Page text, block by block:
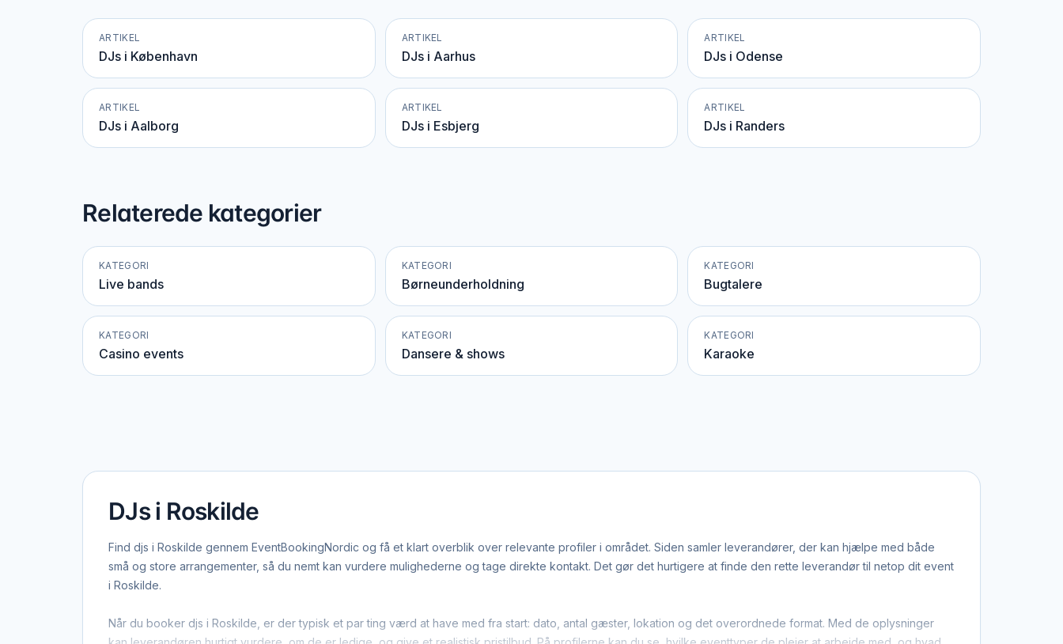
ARTIKEL
DJs i København
ARTIKEL
DJs i Aarhus
ARTIKEL
DJs i Odense
ARTIKEL
DJs i Aalborg
ARTIKEL
DJs i Esbjerg
ARTIKEL
DJs i Randers
Relaterede kategorier
KATEGORI
Live bands
KATEGORI
Børneunderholdning
KATEGORI
Bugtalere
KATEGORI
Casino events
KATEGORI
Dansere & shows
KATEGORI
Karaoke
DJs i Roskilde
Find djs i Roskilde gennem EventBookingNordic og få et klart overblik over relevante profiler i området. Siden samler leverandører, der kan hjælpe med både
små og store arrangementer, så du nemt kan vurdere mulighederne og tage direkte kontakt. Det gør det hurtigere at finde den rette leverandør til netop dit event
i Roskilde.
Når du booker djs i Roskilde, er der typisk et par ting værd at have med fra start: dato, antal gæster, lokation og det overordnede format. Med de oplysninger